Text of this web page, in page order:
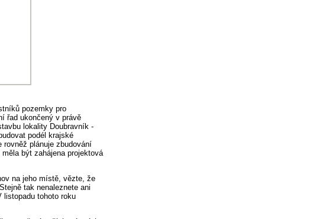
pozemky pro
řad ukončený v právě
lokality Doubravník -
podél krajské
plánuje zbudování
být zahájena projektová
na jeho místě, vězte, že
tak nenaleznete ani
listopadu tohoto roku